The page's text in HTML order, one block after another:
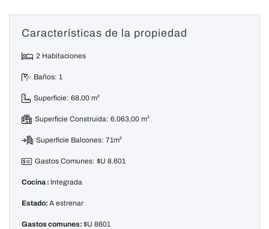
Características de la propiedad
2 Habitaciones
Baños: 1
Superficie: 68,00 m²
Superficie Construida: 6.063,00 m²
Superficie Balcones: 71m²
Gastos Comunes: $U 8.601
Cocina : Integrada
Estado: A estrenar
Gastos comunes: $U 8601